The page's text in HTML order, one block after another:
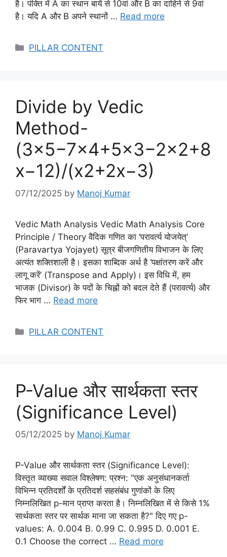
है। पंक्ति में A का स्थान बायें से 10वां और B का दाहिने से 9वां
है। यदि A और B अपने स्थानों … Read more
Categories
PILLAR CONTENT
Divide by Vedic
Method-
(3×5−7×4+5×3−2×2+8
x−12)/(x2+2x−3)
07/12/2025 by Manoj Kumar
Vedic Math Analysis Vedic Math Analysis Core
Principle / Theory वैदिक गणित का ‘परावर्त्य योजयेत्’
(Paravartya Yojayet) सूत्र बीजगणितीय विभाजन के लिए
अत्यंत शक्तिशाली है। इसका शाब्दिक अर्थ है ‘पक्षांतरण करें और
लागू करें’ (Transpose and Apply)। इस विधि में, हम
भाजक (Divisor) के पदों के चिह्नों को बदल देते हैं (परावर्त्य) और
फिर भाग … Read more
Categories
PILLAR CONTENT
P-Value और सार्थकता स्तर
(Significance Level)
05/12/2025 by Manoj Kumar
P-Value और सार्थकता स्तर (Significance Level):
विस्तृत व्याख्या सवाल विश्लेषण: प्रश्न: "एक अनुसंधानकर्ता
विभिन्न प्रतिदर्शों के प्रतिदर्श सहसंबंध गुणांकों के लिए
निम्नलिखित p-मान प्राप्त करता है। निम्नलिखित में से किसे 1%
सार्थकता स्तर पर सार्थक माना जा सकता है?" दिए गए p-
values: A. 0.004 B. 0.99 C. 0.995 D. 0.001 E.
0.1 Choose the correct … Read more